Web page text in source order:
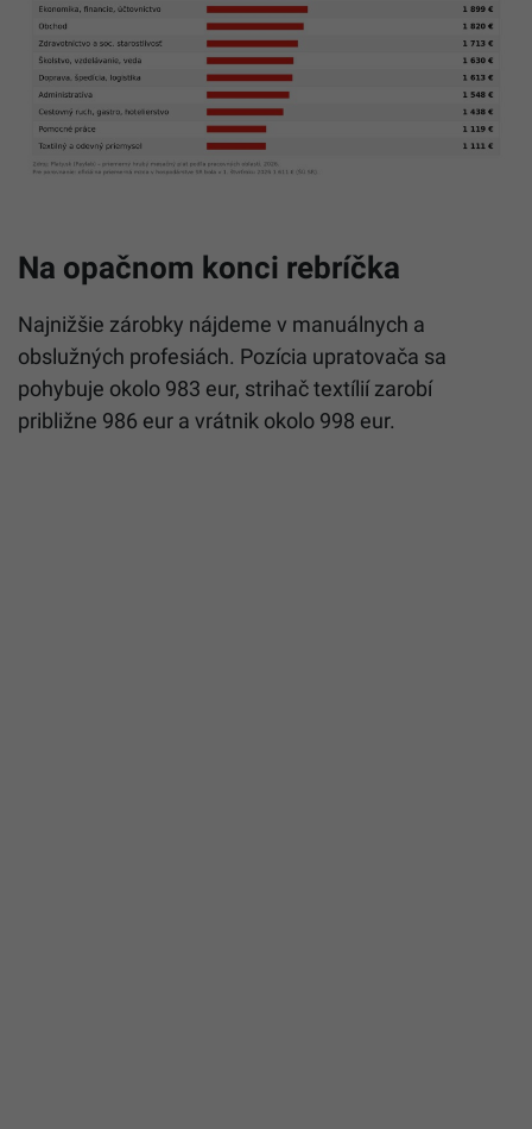
Na opačnom konci rebríčka
Najnižšie zárobky nájdeme v manuálnych a
obslužných profesiách. Pozícia upratovača sa
pohybuje okolo 983 eur, strihač textílií zarobí
približne 986 eur a vrátnik okolo 998 eur.